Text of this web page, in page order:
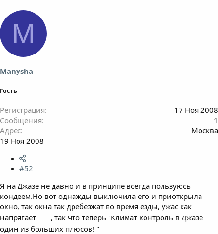
M
Manysha
Гость
Регистрация
17 Ноя 2008
Сообщения
1
Адрес
Москва
19 Ноя 2008
#52
Я на Джазе не давно и в принципе всегда пользуюсь
кондеем.Но вот однажды выключила его и приоткрыла
окно, так окна так дребезжат во время езды, ужас как
напрягает
, так что теперь "Климат контроль в Джазе
один из больших плюсов! "